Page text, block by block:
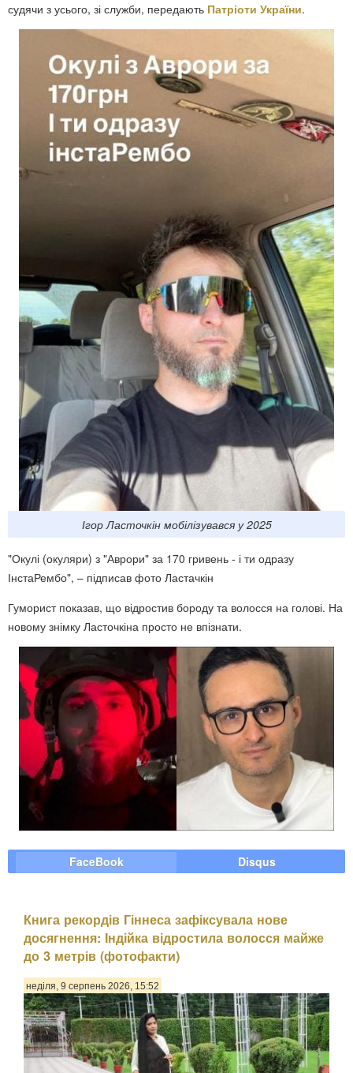
судячи з усього, зі служби, передають Патріоти України.
Ігор Ласточкін мобілізувався у 2025
"Окулі (окуляри) з "Аврори" за 170 гривень - і ти одразу
ІнстаРембо", – підписав фото Ластачкін
Гуморист показав, що відростив бороду та волосся на голові. На
новому знімку Ласточкіна просто не впізнати.
FaceBook Disqus
Книга рекордів Гіннеса зафіксувала нове
досягнення: Індійка відростила волосся майже
до 3 метрів (фотофакти)
неділя, 9 серпень 2026, 15:52